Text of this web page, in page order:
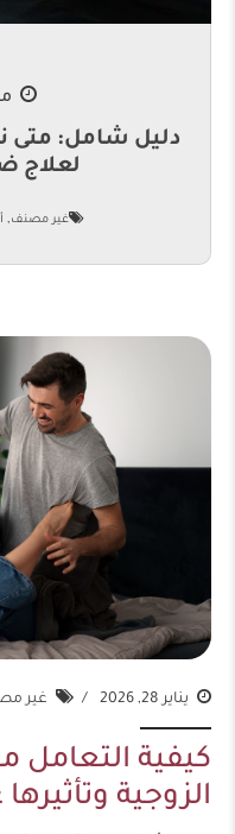
دليل شامل: متى
لعلاج
غير مصنف,
يناير 28, 2026 غير
كيفية التعامل
الزوجية